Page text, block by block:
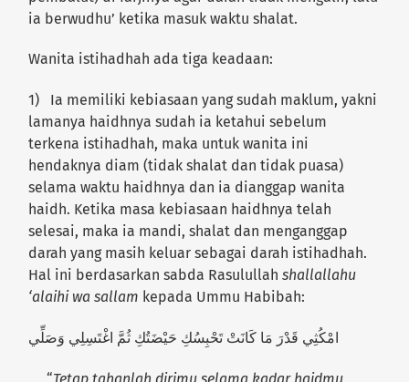
ia berwudhu’ ketika masuk waktu shalat.
Wanita istihadhah ada tiga keadaan:
1) Ia memiliki kebiasaan yang sudah maklum, yakni
lamanya haidhnya sudah ia ketahui sebelum
terkena istihadhah, maka untuk wanita ini
hendaknya diam (tidak shalat dan tidak puasa)
selama waktu haidhnya dan ia dianggap wanita
haidh. Ketika masa kebiasaan haidhnya telah
selesai, maka ia mandi, shalat dan menganggap
darah yang masih keluar sebagai darah istihadhah.
Hal ini berdasarkan sabda Rasulullahshallallahu
‘alaihi wa sallam kepada Ummu Habibah:
امْكُثِي قَدْرَ مَا كَانَتْ تَحْبِسُكِ حَيْضَتُكِ ثُمَّ اغْتَسِلِي وَصَلِّي